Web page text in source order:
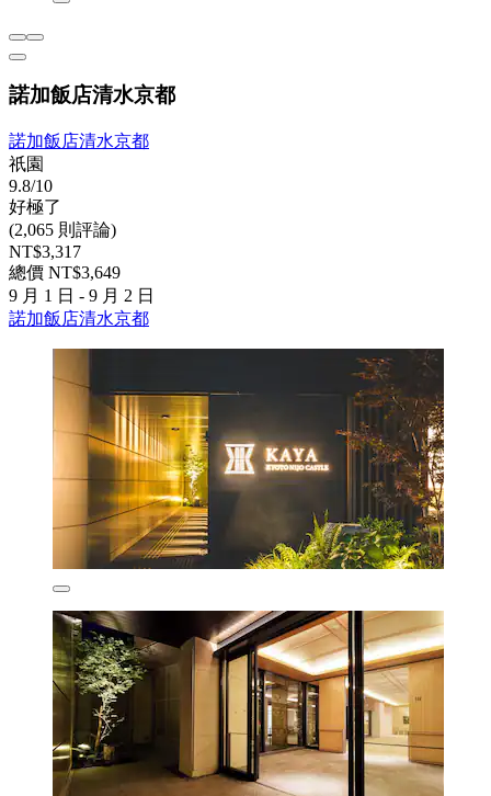
諾加飯店清水京都
諾加飯店清水京都
祇園
9.8/10
好極了
(2,065 則評論)
NT$3,317
總價 NT$3,649
9 月 1 日 - 9 月 2 日
諾加飯店清水京都